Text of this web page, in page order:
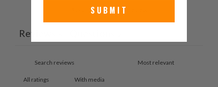
Ask a question Write a review
Reviews
With media
SUBMIT